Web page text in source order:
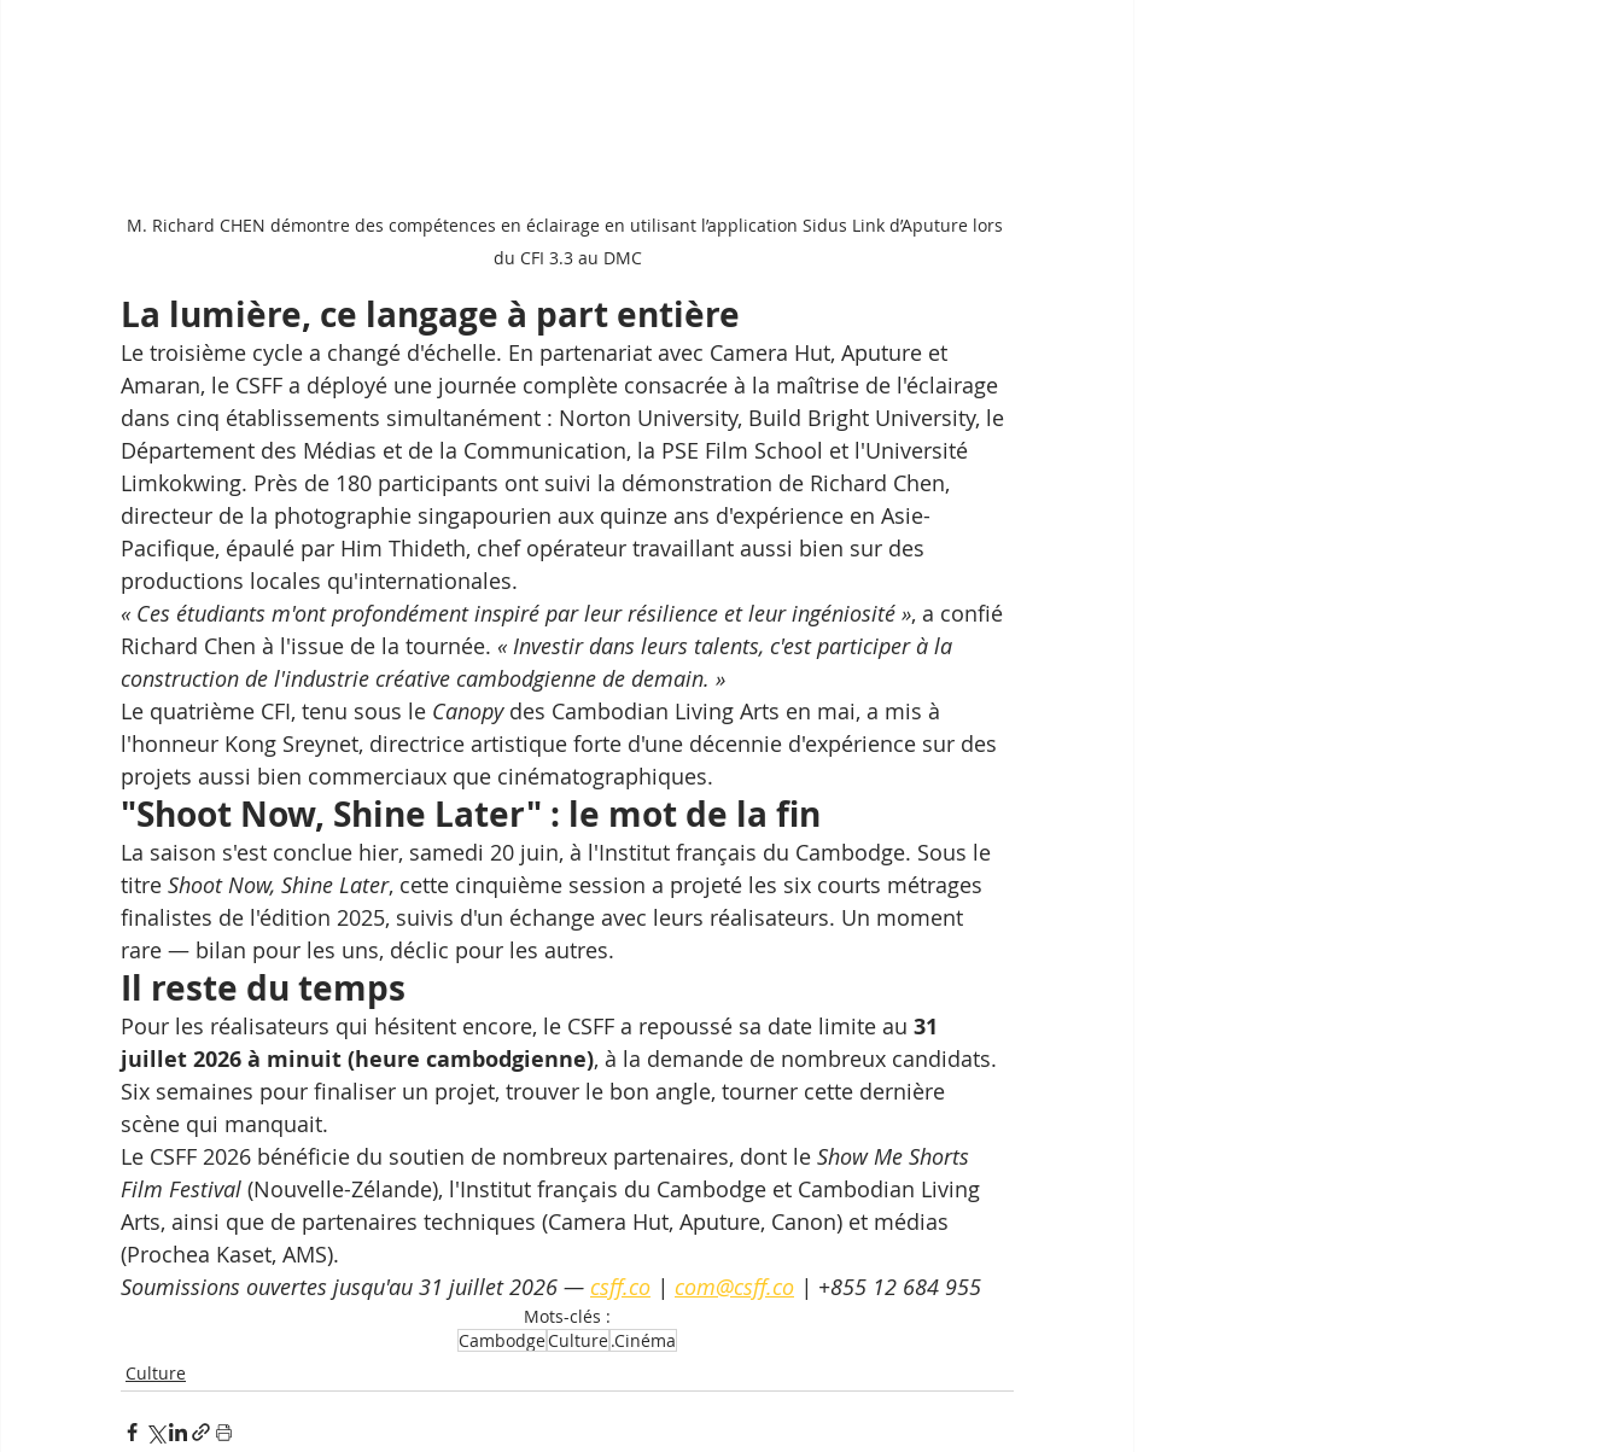
M. Richard CHEN démontre des compétences en éclairage en utilisant l’application Sidus Link d’Aputure lors
du CFI 3.3 au DMC
La lumière, ce langage à part entière
Le troisième cycle a changé d'échelle. En partenariat avec Camera Hut, Aputure et
Amaran, le CSFF a déployé une journée complète consacrée à la maîtrise de l'éclairage
dans cinq établissements simultanément : Norton University, Build Bright University, le
Département des Médias et de la Communication, la PSE Film School et l'Université
Limkokwing. Près de 180 participants ont suivi la démonstration de Richard Chen,
directeur de la photographie singapourien aux quinze ans d'expérience en Asie-
Pacifique, épaulé par Him Thideth, chef opérateur travaillant aussi bien sur des
productions locales qu'internationales.
« Ces étudiants m'ont profondément inspiré par leur résilience et leur ingéniosité », a confié
Richard Chen à l'issue de la tournée. « Investir dans leurs talents, c'est participer à la
construction de l'industrie créative cambodgienne de demain. »
Le quatrième CFI, tenu sous le Canopy des Cambodian Living Arts en mai, a mis à
l'honneur Kong Sreynet, directrice artistique forte d'une décennie d'expérience sur des
projets aussi bien commerciaux que cinématographiques.
"Shoot Now, Shine Later" : le mot de la fin
La saison s'est conclue hier, samedi 20 juin, à l'Institut français du Cambodge. Sous le
titre Shoot Now, Shine Later, cette cinquième session a projeté les six courts métrages
finalistes de l'édition 2025, suivis d'un échange avec leurs réalisateurs. Un moment
rare — bilan pour les uns, déclic pour les autres.
Il reste du temps
Pour les réalisateurs qui hésitent encore, le CSFF a repoussé sa date limite au 31
juillet 2026 à minuit (heure cambodgienne), à la demande de nombreux candidats.
Six semaines pour finaliser un projet, trouver le bon angle, tourner cette dernière
scène qui manquait.
Le CSFF 2026 bénéficie du soutien de nombreux partenaires, dont le Show Me Shorts
Film Festival (Nouvelle-Zélande), l'Institut français du Cambodge et Cambodian Living
Arts, ainsi que de partenaires techniques (Camera Hut, Aputure, Canon) et médias
(Prochea Kaset, AMS).
Soumissions ouvertes jusqu'au 31 juillet 2026 — csff.co | com@csff.co | +855 12 684 955
Mots-clés :
CambodgeCulture.Cinéma
Culture